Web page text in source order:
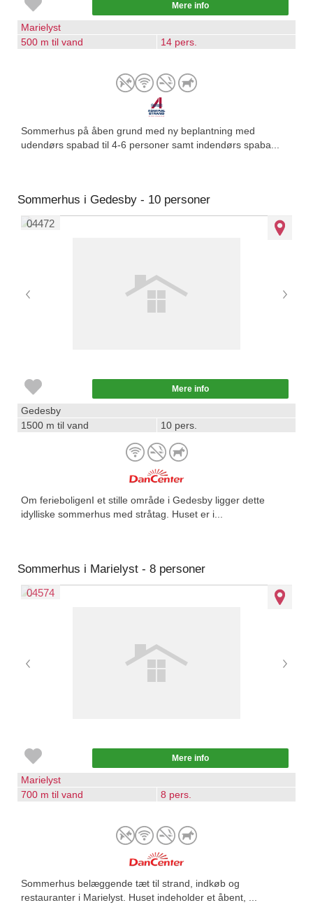
Mere info
Marielyst
500 m til vand
14 pers.
Sommerhus på åben grund med ny beplantning med
udendørs spabad til 4-6 personer samt indendørs spaba...
Sommerhus i Gedesby - 10 personer
04472
Mere info
Gedesby
1500 m til vand
10 pers.
Om ferieboligenI et stille område i Gedesby ligger dette
idylliske sommerhus med stråtag. Huset er i...
Sommerhus i Marielyst - 8 personer
04574
Mere info
Marielyst
700 m til vand
8 pers.
Sommerhus belæggende tæt til strand, indkøb og
restauranter i Marielyst. Huset indeholder et åbent, ...